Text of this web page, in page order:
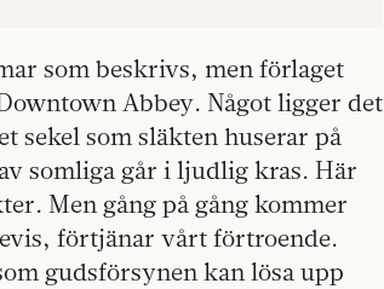
som beskrivs, men förlaget
Abbey. Något ligger det
sekel som släkten huserar på
somliga går i ljudlig kras. Här
Men gång på gång kommer
förtjänar vårt förtroende.
gudsförsynen kan lösa upp